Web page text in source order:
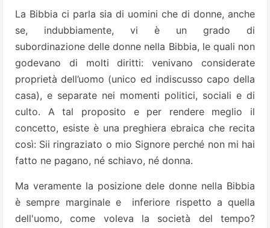
La Bibbia ci parla sia di uomini che di donne, anche
se, indubbiamente, vi è un grado di
subordinazione delle donne nella Bibbia, le quali non
godevano di molti diritti: venivano considerate
proprietà dell’uomo (unico ed indiscusso capo della
casa), e separate nei momenti politici, sociali e di
culto. A tal proposito e per rendere meglio il
concetto, esiste è una preghiera ebraica che recita
così: Sii ringraziato o mio Signore perché non mi hai
fatto ne pagano, né schiavo, né donna.
Ma veramente la posizione dele donne nella Bibbia
è sempre marginale e inferiore rispetto a quella
dell'uomo, come voleva la società del tempo?